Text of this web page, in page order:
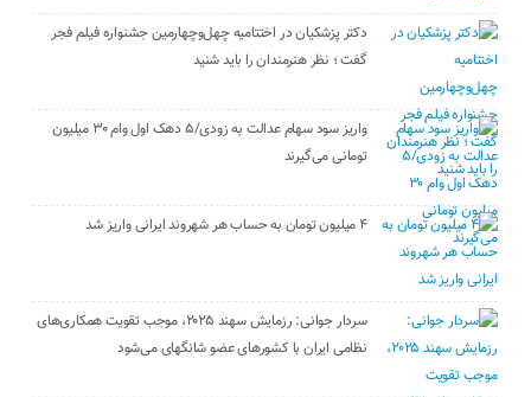
دکتر پزشکیان در اختتامیه چهل‌وچهارمین جشنواره فیلم فجر
گفت ؛ نظر هنرمندان را باید شنید
واریز سود سهام عدالت به زودی/۵ دهک اول وام ۳۰ میلیون
تومانی می‌گیرند
۴ میلیون تومان به حساب هر شهروند ایرانی واریز شد
سردار جوانی: رزمایش سهند ۲۰۲۵، موجب تقویت همکاری‌های
نظامی ایران با کشور‌های عضو شانگهای می‌شود